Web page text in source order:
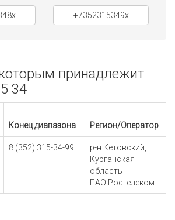
+7352315349x
принадлежит
34
Конец диапазона Регион/Оператор
8 (352) 315-34-99
р-н Кетовский,
Курганская
область
ПАО Ростелеком